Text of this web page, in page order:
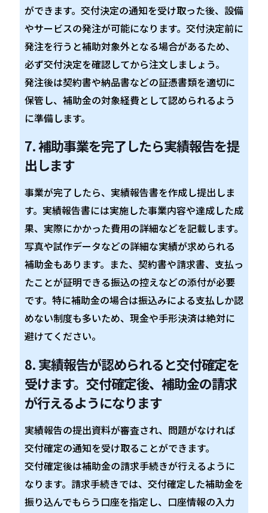
ができます。交付決定の通知を受け取った後、設備
やサービスの発注が可能になります。交付決定前に
発注を行うと補助対象外となる場合があるため、
必ず交付決定を確認してから注文しましょう。
発注後は契約書や納品書などの証憑書類を適切に
保管し、補助金の対象経費として認められるよう
に準備します。
7. 補助事業を完了したら実績報告を提
出します
事業が完了したら、実績報告書を作成し提出しま
す。実績報告書には実施した事業内容や達成した成
果、実際にかかった費用の詳細などを記載します。
写真や試作データなどの詳細な実績が求められる
補助金もあります。また、契約書や請求書、支払っ
たことが証明できる振込の控えなどの添付が必要
です。特に補助金の場合は振込みによる支払しか認
めない制度も多いため、現金や手形決済は絶対に
避けてください。
8. 実績報告が認められると交付確定を
受けます。交付確定後、補助金の請求
が行えるようになります
実績報告の提出資料が審査され、問題がなければ
交付確定の通知を受け取ることができます。
交付確定後は補助金の請求手続きが行えるように
なります。請求手続きでは、交付確定した補助金を
振り込んでもらう口座を指定し、口座情報の入力